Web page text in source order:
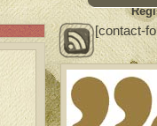
[contact-